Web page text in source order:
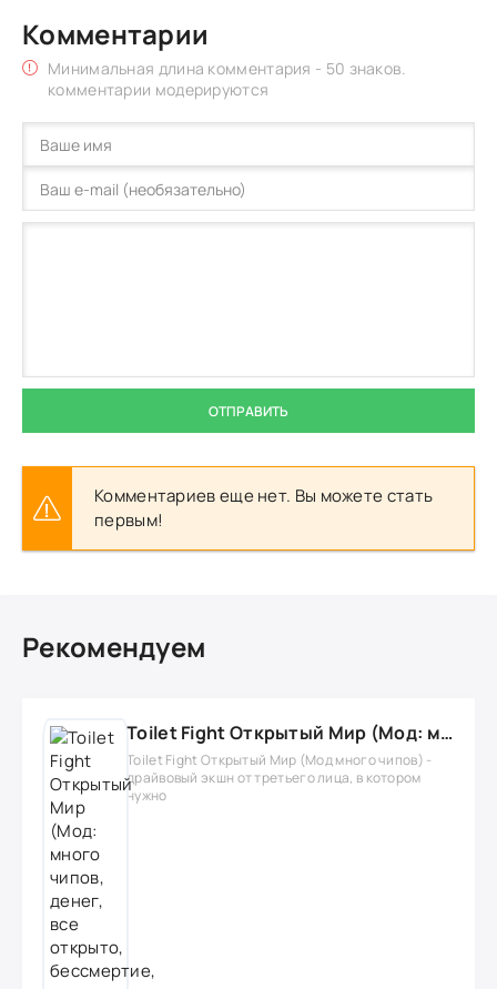
Комментарии
Минимальная длина комментария - 50 знаков.
комментарии модерируются
ОТПРАВИТЬ
Комментариев еще нет. Вы можете стать
первым!
Рекомендуем
Toilet Fight Открытый Мир (Мод: много чипов, денег, все открыто, бессмертие, урон, 50+ читов)
Toilet Fight Открытый Мир (Мод много чипов) -
драйвовый экшн от третьего лица, в котором
нужно